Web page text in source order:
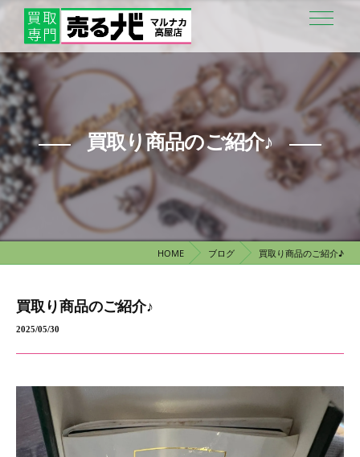
買取り商品のご紹介♪
HOME ブログ 買取り商品のご紹介♪
買取り商品のご紹介♪
2025/05/30